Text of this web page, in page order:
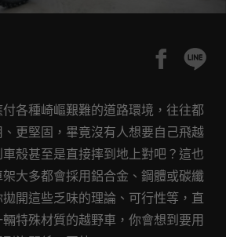
各種崎嶇艱難的道路環境，往往都
更堅固，畢竟沒有人想要自己飛越
殼甚至是直接摔到地上對吧？這也
大多都會採用鋁合金、鋼體或碳纖
開這些乏味的理論、可行性等，直
特殊材質的越野車，你會想到要用